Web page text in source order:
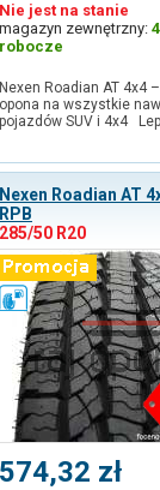
Nie jest na stanie
magazyn zewnętrzny:
robocze
Nexen Roadian AT 4x4
opona na wszystkie
pojazdów SUV i 4x4
Nexen Roadian AT
RPB
285/50 R20
574,32 zł